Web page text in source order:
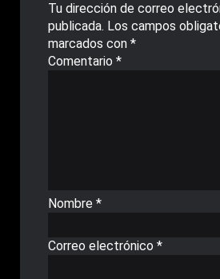
Tu dirección de correo
publicada. Los campos
marcados con *
Comentario *
Nombre *
Correo electrónico *